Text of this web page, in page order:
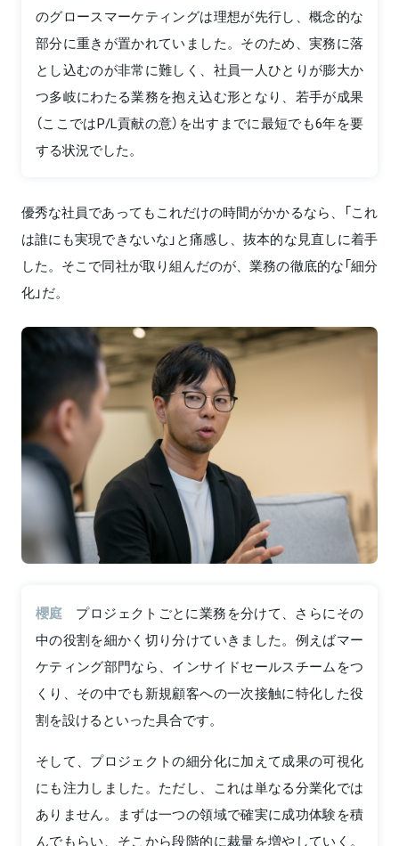
のグロースマーケティングは理想が先行し、概念的な
部分に重きが置かれていました。そのため、実務に落
とし込むのが非常に難しく、社員一人ひとりが膨大か
つ多岐にわたる業務を抱え込む形となり、若手が成果
（ここではP/L貢献の意）を出すまでに最短でも6年を要
する状況でした。
優秀な社員であってもこれだけの時間がかかるなら、「これ
は誰にも実現できないな」と痛感し、抜本的な見直しに着手
した。そこで同社が取り組んだのが、業務の徹底的な「細分
化」だ。
櫻庭
プロジェクトごとに業務を分けて、さらにその
中の役割を細かく切り分けていきました。例えばマー
ケティング部門なら、インサイドセールスチームをつ
くり、その中でも新規顧客への一次接触に特化した役
割を設けるといった具合です。
そして、プロジェクトの細分化に加えて成果の可視化
にも注力しました。ただし、これは単なる分業化では
ありません。まずは一つの領域で確実に成功体験を積
んでもらい、そこから段階的に裁量を増やしていく。